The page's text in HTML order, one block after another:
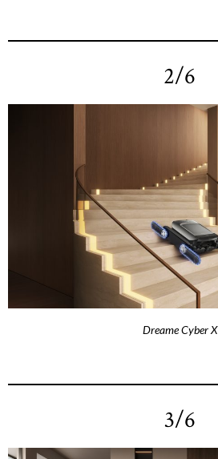
2/6
Dreame Cyber X
3/6